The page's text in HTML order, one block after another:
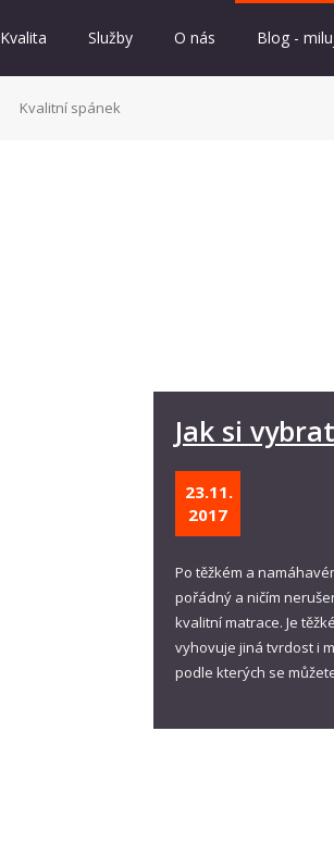
Kvalita Služby O nás Blog -
Kvalitní spánek
Jak si
23.11.
2017
Po těžkém a
pořádný a ničím
kvalitní matrace. Je
vyhovuje jiná tvrdost i
podle kterých se